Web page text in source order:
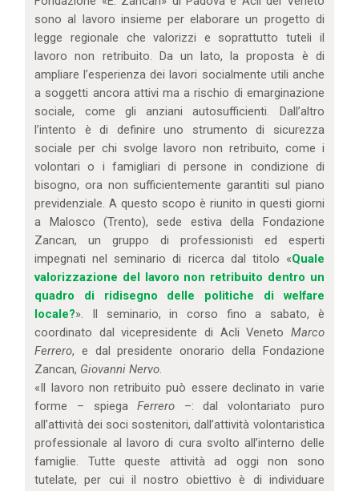
sono al lavoro insieme per elaborare un progetto di
legge regionale che valorizzi e soprattutto tuteli il
lavoro non retribuito. Da un lato, la proposta è di
ampliare l’esperienza dei lavori socialmente utili anche
a soggetti ancora attivi ma a rischio di emarginazione
sociale, come gli anziani autosufficienti. Dall’altro
l’intento è di definire uno strumento di sicurezza
sociale per chi svolge lavoro non retribuito, come i
volontari o i famigliari di persone in condizione di
bisogno, ora non sufficientemente garantiti sul piano
previdenziale. A questo scopo è riunito in questi giorni
a Malosco (Trento), sede estiva della Fondazione
Zancan, un gruppo di professionisti ed esperti
impegnati nel seminario di ricerca dal titolo «Quale
valorizzazione del lavoro non retribuito dentro un
quadro di ridisegno delle politiche di welfare
locale?». Il seminario, in corso fino a sabato, è
coordinato dal vicepresidente di Acli Veneto Marco
Ferrero, e dal presidente onorario della Fondazione
Zancan, Giovanni Nervo.
«Il lavoro non retribuito può essere declinato in varie
forme – spiegaFerrero –: dal volontariato puro
all’attività dei soci sostenitori, dall’attività volontaristica
professionale al lavoro di cura svolto all’interno delle
famiglie. Tutte queste attività ad oggi non sono
tutelate, per cui il nostro obiettivo è di individuare